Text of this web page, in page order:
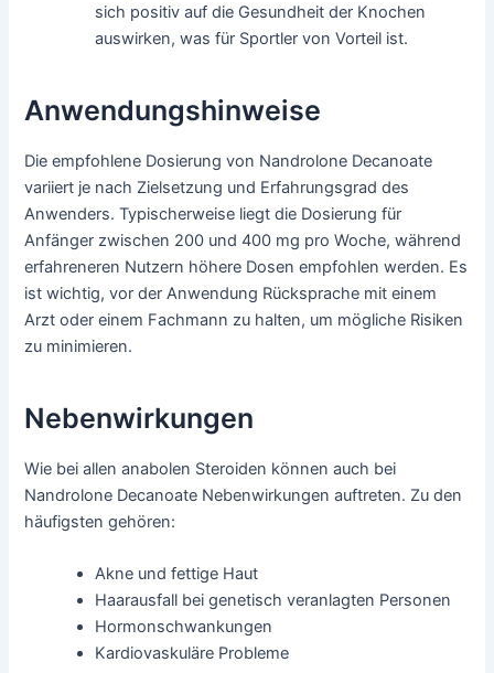
sich positiv auf die Gesundheit der Knochen
auswirken, was für Sportler von Vorteil ist.
Anwendungshinweise
Die empfohlene Dosierung von Nandrolone Decanoate
variiert je nach Zielsetzung und Erfahrungsgrad des
Anwenders. Typischerweise liegt die Dosierung für
Anfänger zwischen 200 und 400 mg pro Woche, während
erfahreneren Nutzern höhere Dosen empfohlen werden. Es
ist wichtig, vor der Anwendung Rücksprache mit einem
Arzt oder einem Fachmann zu halten, um mögliche Risiken
zu minimieren.
Nebenwirkungen
Wie bei allen anabolen Steroiden können auch bei
Nandrolone Decanoate Nebenwirkungen auftreten. Zu den
häufigsten gehören:
Akne und fettige Haut
Haarausfall bei genetisch veranlagten Personen
Hormonschwankungen
Kardiovaskuläre Probleme